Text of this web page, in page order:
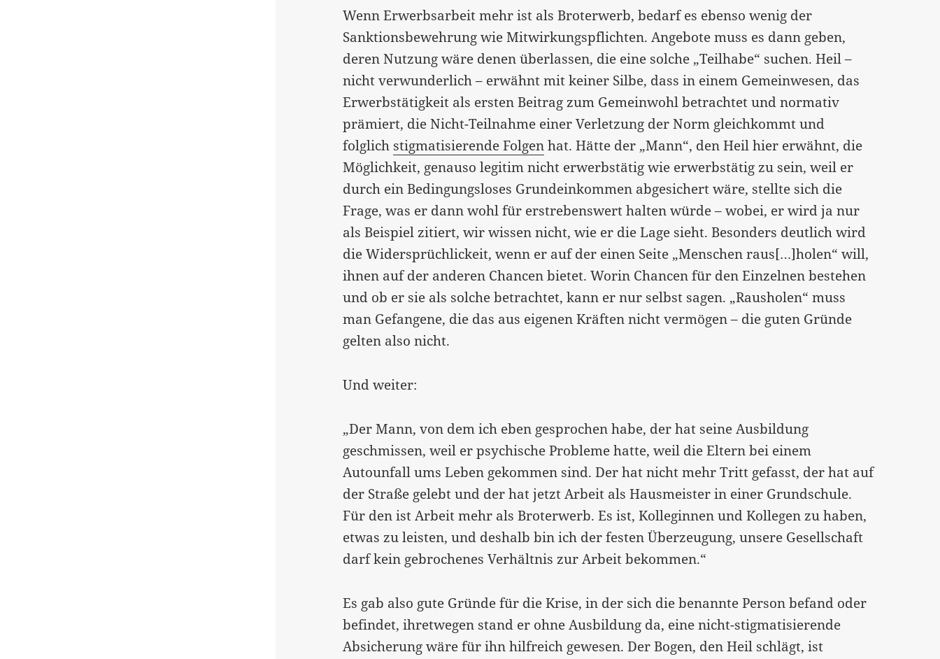
Wenn Erwerbsarbeit mehr ist als Broterwerb, bedarf es ebenso wenig der
Sanktionsbewehrung wie Mitwirkungspflichten. Angebote muss es dann geben,
deren Nutzung wäre denen überlassen, die eine solche „Teilhabe“ suchen. Heil –
nicht verwunderlich – erwähnt mit keiner Silbe, dass in einem Gemeinwesen, das
Erwerbstätigkeit als ersten Beitrag zum Gemeinwohl betrachtet und normativ
prämiert, die Nicht-Teilnahme einer Verletzung der Norm gleichkommt und
folglich stigmatisierende Folgenhat. Hätte der „Mann“, den Heil hier erwähnt, die
Möglichkeit, genauso legitim nicht erwerbstätig wie erwerbstätig zu sein, weil er
durch ein Bedingungsloses Grundeinkommen abgesichert wäre, stellte sich die
Frage, was er dann wohl für erstrebenswert halten würde – wobei, er wird ja nur
als Beispiel zitiert, wir wissen nicht, wie er die Lage sieht. Besonders deutlich wird
die Widersprüchlickeit, wenn er auf der einen Seite „Menschen raus[…]holen“ will,
ihnen auf der anderen Chancen bietet. Worin Chancen für den Einzelnen bestehen
und ob er sie als solche betrachtet, kann er nur selbst sagen. „Rausholen“ muss
man Gefangene, die das aus eigenen Kräften nicht vermögen – die guten Gründe
gelten also nicht.
Und weiter:
„Der Mann, von dem ich eben gesprochen habe, der hat seine Ausbildung
geschmissen, weil er psychische Probleme hatte, weil die Eltern bei einem
Autounfall ums Leben gekommen sind. Der hat nicht mehr Tritt gefasst, der hat auf
der Straße gelebt und der hat jetzt Arbeit als Hausmeister in einer Grundschule.
Für den ist Arbeit mehr als Broterwerb. Es ist, Kolleginnen und Kollegen zu haben,
etwas zu leisten, und deshalb bin ich der festen Überzeugung, unsere Gesellschaft
darf kein gebrochenes Verhältnis zur Arbeit bekommen.“
Es gab also gute Gründe für die Krise, in der sich die benannte Person befand oder
befindet, ihretwegen stand er ohne Ausbildung da, eine nicht-stigmatisierende
Absicherung wäre für ihn hilfreich gewesen. Der Bogen, den Heil schlägt, ist